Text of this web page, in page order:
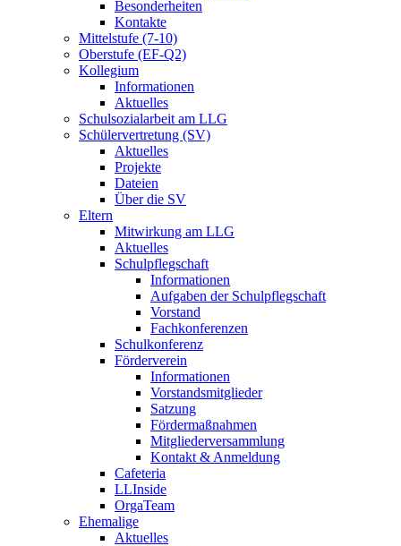
Besonderheiten
Kontakte
Mittelstufe (7-10)
Oberstufe (EF-Q2)
Kollegium
Informationen
Aktuelles
Schulsozialarbeit am LLG
Schülervertretung (SV)
Aktuelles
Projekte
Dateien
Über die SV
Eltern
Mitwirkung am LLG
Aktuelles
Schulpflegschaft
Informationen
Aufgaben der Schulpflegschaft
Vorstand
Fachkonferenzen
Schulkonferenz
Förderverein
Informationen
Vorstandsmitglieder
Satzung
Fördermaßnahmen
Mitgliederversammlung
Kontakt & Anmeldung
Cafeteria
LLInside
OrgaTeam
Ehemalige
Aktuelles